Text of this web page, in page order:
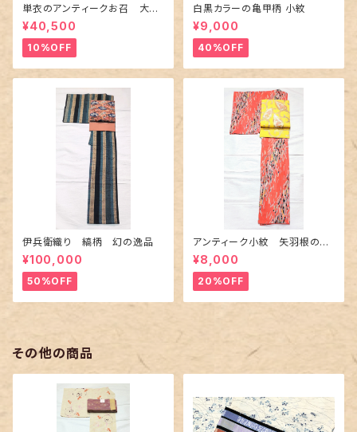
単衣のアンティークお召 大輪
の薔薇柄柄
¥40,500
10%OFF
白黒カラーの亀甲柄 小紋
¥9,000
40%OFF
伊兵衛織り 縞柄 幻の逸品
¥100,000
50%OFF
アンティーク小紋 矢羽根の地
紋に短冊柄 裄６６cm
¥8,000
20%OFF
その他の商品